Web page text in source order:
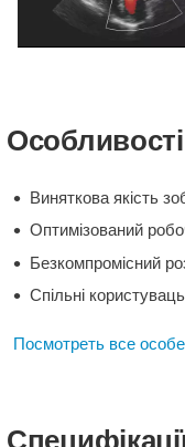
регургітацією
Особливості
Виняткова якість
Оптимізований
Безкомпромісний
Спільні
Посмотреть все